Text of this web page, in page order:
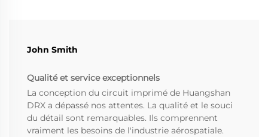
John Smith
Qualité et service exceptionnels
La conception du circuit imprimé de Huangshan
DRX a dépassé nos attentes. La qualité et le souci
du détail sont remarquables. Ils comprennent
vraiment les besoins de l'industrie aérospatiale.